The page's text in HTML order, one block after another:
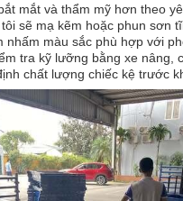
mắt và thẩm mỹ hơn theo
sẽ mạ kẽm hoặc phun sơn
nhấm màu sắc phù hợp với
tra kỹ lưỡng bằng xe nâng,
chất lượng chiếc kệ trước